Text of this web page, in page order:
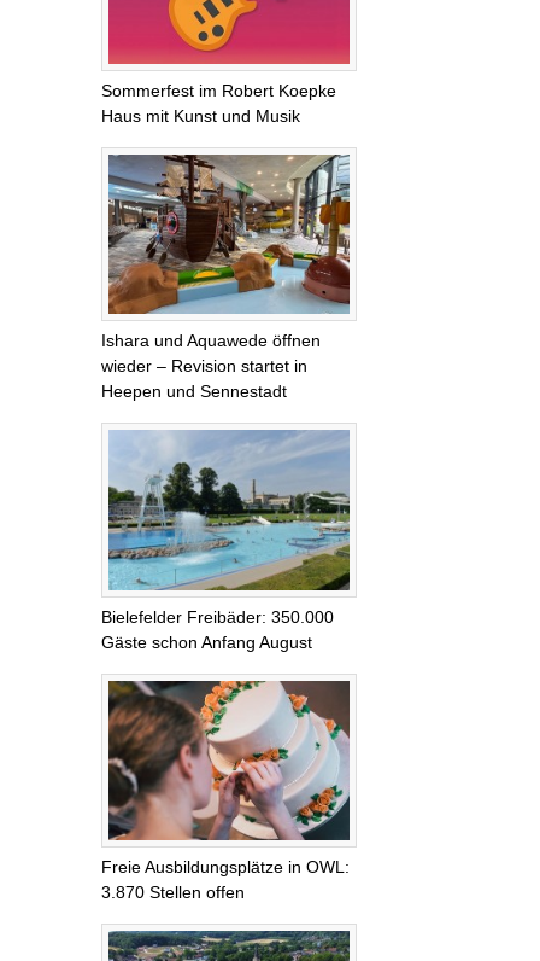
Sommerfest im Robert Koepke
Haus mit Kunst und Musik
Ishara und Aquawede öffnen
wieder – Revision startet in
Heepen und Sennestadt
Bielefelder Freibäder: 350.000
Gäste schon Anfang August
Freie Ausbildungsplätze in OWL:
3.870 Stellen offen